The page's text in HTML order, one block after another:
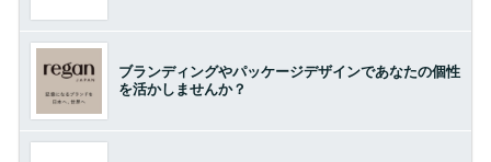
ブランディングやパッケージデザインであなたの個性
を活かしませんか？